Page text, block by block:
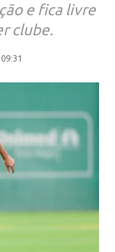
e fica livre
clube.